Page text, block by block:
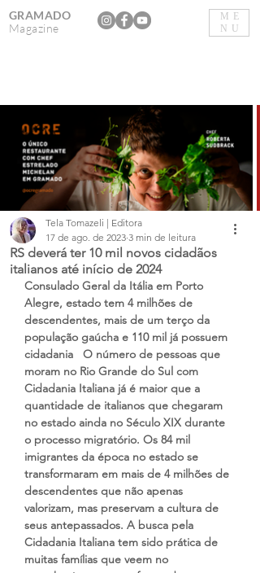
ME
NU
GRAMADO
Magazine
RS deverá ter 10 mil novos cidadãos
italianos até início de 2024
Tela Tomazeli | Editora
17 de ago. de 2023 3 min de leitura
Consulado Geral da Itália em Porto
Alegre, estado tem 4 milhões de
descendentes, mais de um terço da
população gaúcha e 110 mil já possuem
cidadania
O número de pessoas que
moram no Rio Grande do Sul com
Cidadania Italiana já é maior que a
quantidade de italianos que chegaram
no estado ainda no Século XIX durante
o processo migratório. Os 84 mil
imigrantes da época no estado se
transformaram em mais de 4 milhões de
descendentes que não apenas
valorizam, mas preservam a cultura de
seus antepassados. A busca pela
Cidadania Italiana tem sido prática de
muitas famílias que veem no